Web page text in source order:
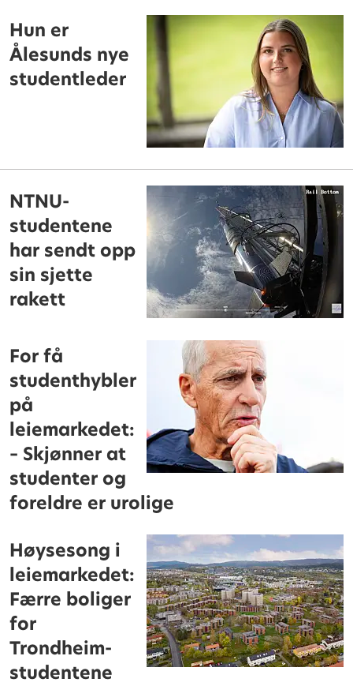
Hun er
Ålesunds nye
studentleder
NTNU-
studentene
har sendt opp
sin sjette
rakett
For få
studenthybler
på
leiemarkedet:
– Skjønner at
studenter og
foreldre er urolige
Høysesong i
leiemarkedet:
Færre boliger
for
Trondheim-
studentene